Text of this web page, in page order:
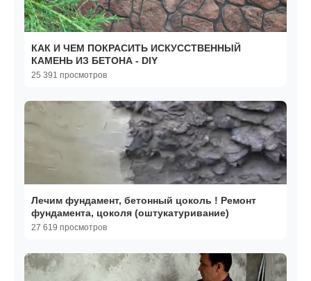
КАК И ЧЕМ ПОКРАСИТЬ ИСКУССТВЕННЫЙ
КАМЕНЬ ИЗ БЕТОНА - DIY
25 391 просмотров
Лечим фундамент, бетонный цоколь ! Ремонт
фундамента, цоколя (оштукатуривание)
27 619 просмотров